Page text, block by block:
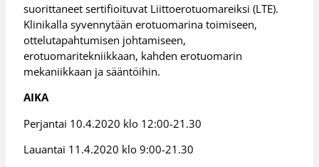
suorittaneet sertifioituvat Liittoerotuomareiksi (LTE).
Klinikalla syvennytään erotuomarina toimiseen,
ottelutapahtumisen johtamiseen,
erotuomaritekniikkaan, kahden erotuomarin
mekaniikkaan ja sääntöihin.
AIKA
Perjantai 10.4.2020 klo 12:00-21.30
Lauantai 11.4.2020 klo 9:00-21.30